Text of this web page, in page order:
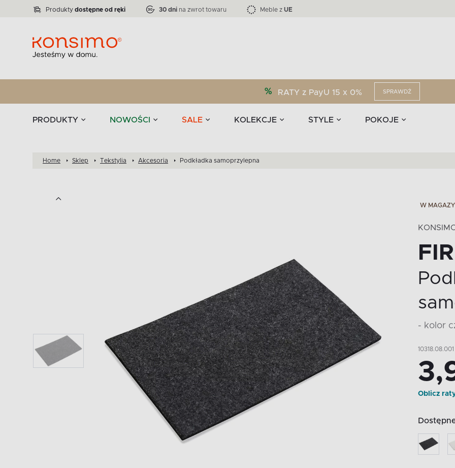
Produkty dostępne od ręki 30 dni na zwrot towaru Meble z UE
RATY z PayU 15 x 0% SPRAWDŹ
PRODUKTY NOWOŚCI SALE KOLEKCJE STYLE POKOJE
Zastawy stołowe i akcesoria
Kolekcja narożników RATLO -39 % Kolekcja mebli LOFTY -45 %
VICTO Liczba produktów:71 EPIRI Liczba produktów:
ELEGANT Liczba produktów:864 TEENS Liczba produktów:
stołowe
Home Sklep Tekstylia Akcesoria Podkładka samoprzylepna
W
- kolor
10318.08.001
Oblicz